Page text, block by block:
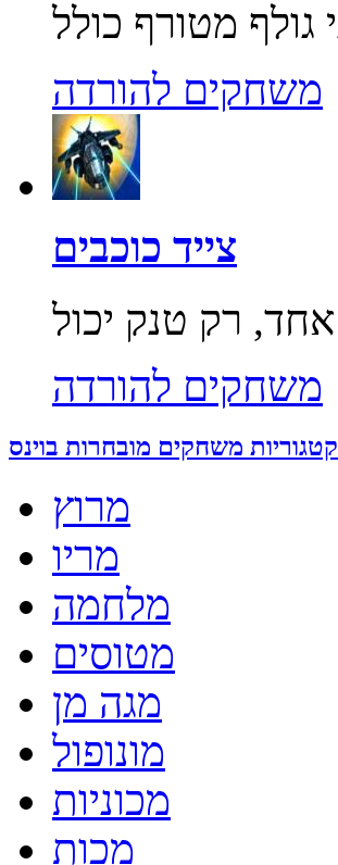
משחקים להורדה
צייד כוכבים
משחקים להורדה
קטגוריות משחקים מובחרות בוינס
מרוץ
מריו
מלחמה
מטוסים
מגה מן
מונופול
מכוניות
מכות